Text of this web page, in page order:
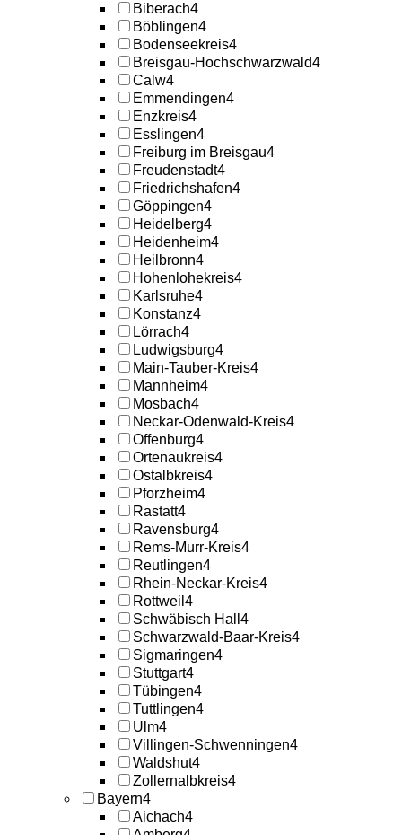
Biberach4
Böblingen4
Bodenseekreis4
Breisgau-Hochschwarzwald4
Calw4
Emmendingen4
Enzkreis4
Esslingen4
Freiburg im Breisgau4
Freudenstadt4
Friedrichshafen4
Göppingen4
Heidelberg4
Heidenheim4
Heilbronn4
Hohenlohekreis4
Karlsruhe4
Konstanz4
Lörrach4
Ludwigsburg4
Main-Tauber-Kreis4
Mannheim4
Mosbach4
Neckar-Odenwald-Kreis4
Offenburg4
Ortenaukreis4
Ostalbkreis4
Pforzheim4
Rastatt4
Ravensburg4
Rems-Murr-Kreis4
Reutlingen4
Rhein-Neckar-Kreis4
Rottweil 4
Schwäbisch Hall 4
Schwarzwald-Baar-Kreis4
Sigmaringen4
Stuttgart4
Tübingen4
Tuttlingen4
Ulm4
Villingen-Schwenningen4
Waldshut4
Zollernalbkreis4
Bayern4
Aichach4